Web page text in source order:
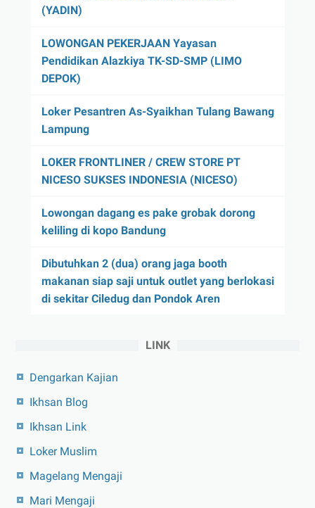
(YADIN)
LOWONGAN PEKERJAAN Yayasan
Pendidikan Alazkiya TK-SD-SMP (LIMO
DEPOK)
Loker Pesantren As-Syaikhan Tulang Bawang
Lampung
LOKER FRONTLINER / CREW STORE PT
NICESO SUKSES INDONESIA (NICESO)
Lowongan dagang es pake grobak dorong
keliling di kopo Bandung
Dibutuhkan 2 (dua) orang jaga booth
makanan siap saji untuk outlet yang berlokasi
di sekitar Ciledug dan Pondok Aren
LINK
Dengarkan Kajian
Ikhsan Blog
Ikhsan Link
Loker Muslim
Magelang Mengaji
Mari Mengaji